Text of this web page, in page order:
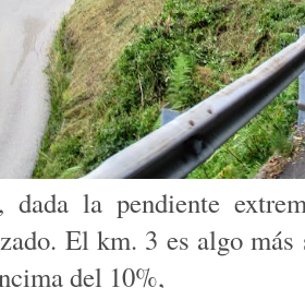
dada la pendiente
El km. 3 es algo
del 10%,